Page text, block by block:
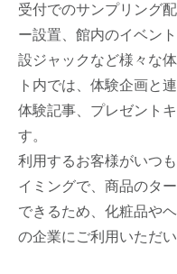
受付でのサンプリング
ー設置、館内のイベン
設ジャックなど様々な
ト内では、体験企画と
体験記事、プレゼント
す。
利用するお客様がいつ
イミングで、商品のタ
できるため、化粧品や
の企業にご利用いただい